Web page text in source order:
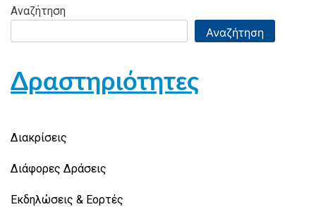
Αναζήτηση
Αναζήτηση
Δραστηριότητες
Διακρίσεις
Διάφορες Δράσεις
Εκδηλώσεις & Εορτές